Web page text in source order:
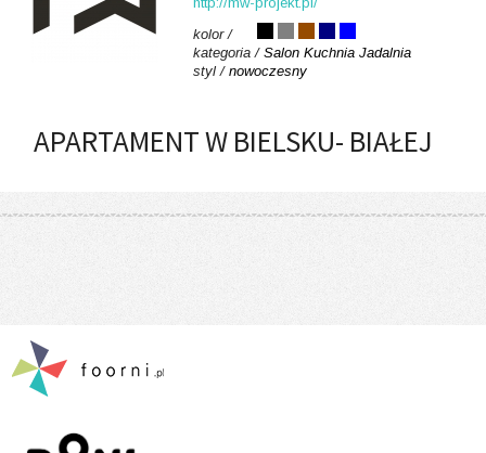
kolor /
kategoria / Salon Kuchnia Jadalnia
styl / nowoczesny
APARTAMENT W BIELSKU- BIAŁEJ